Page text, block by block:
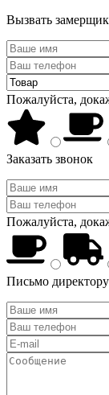
Вызвать
Пожалуйста,
Заказать звонок
Пожалуйста,
Письмо директору